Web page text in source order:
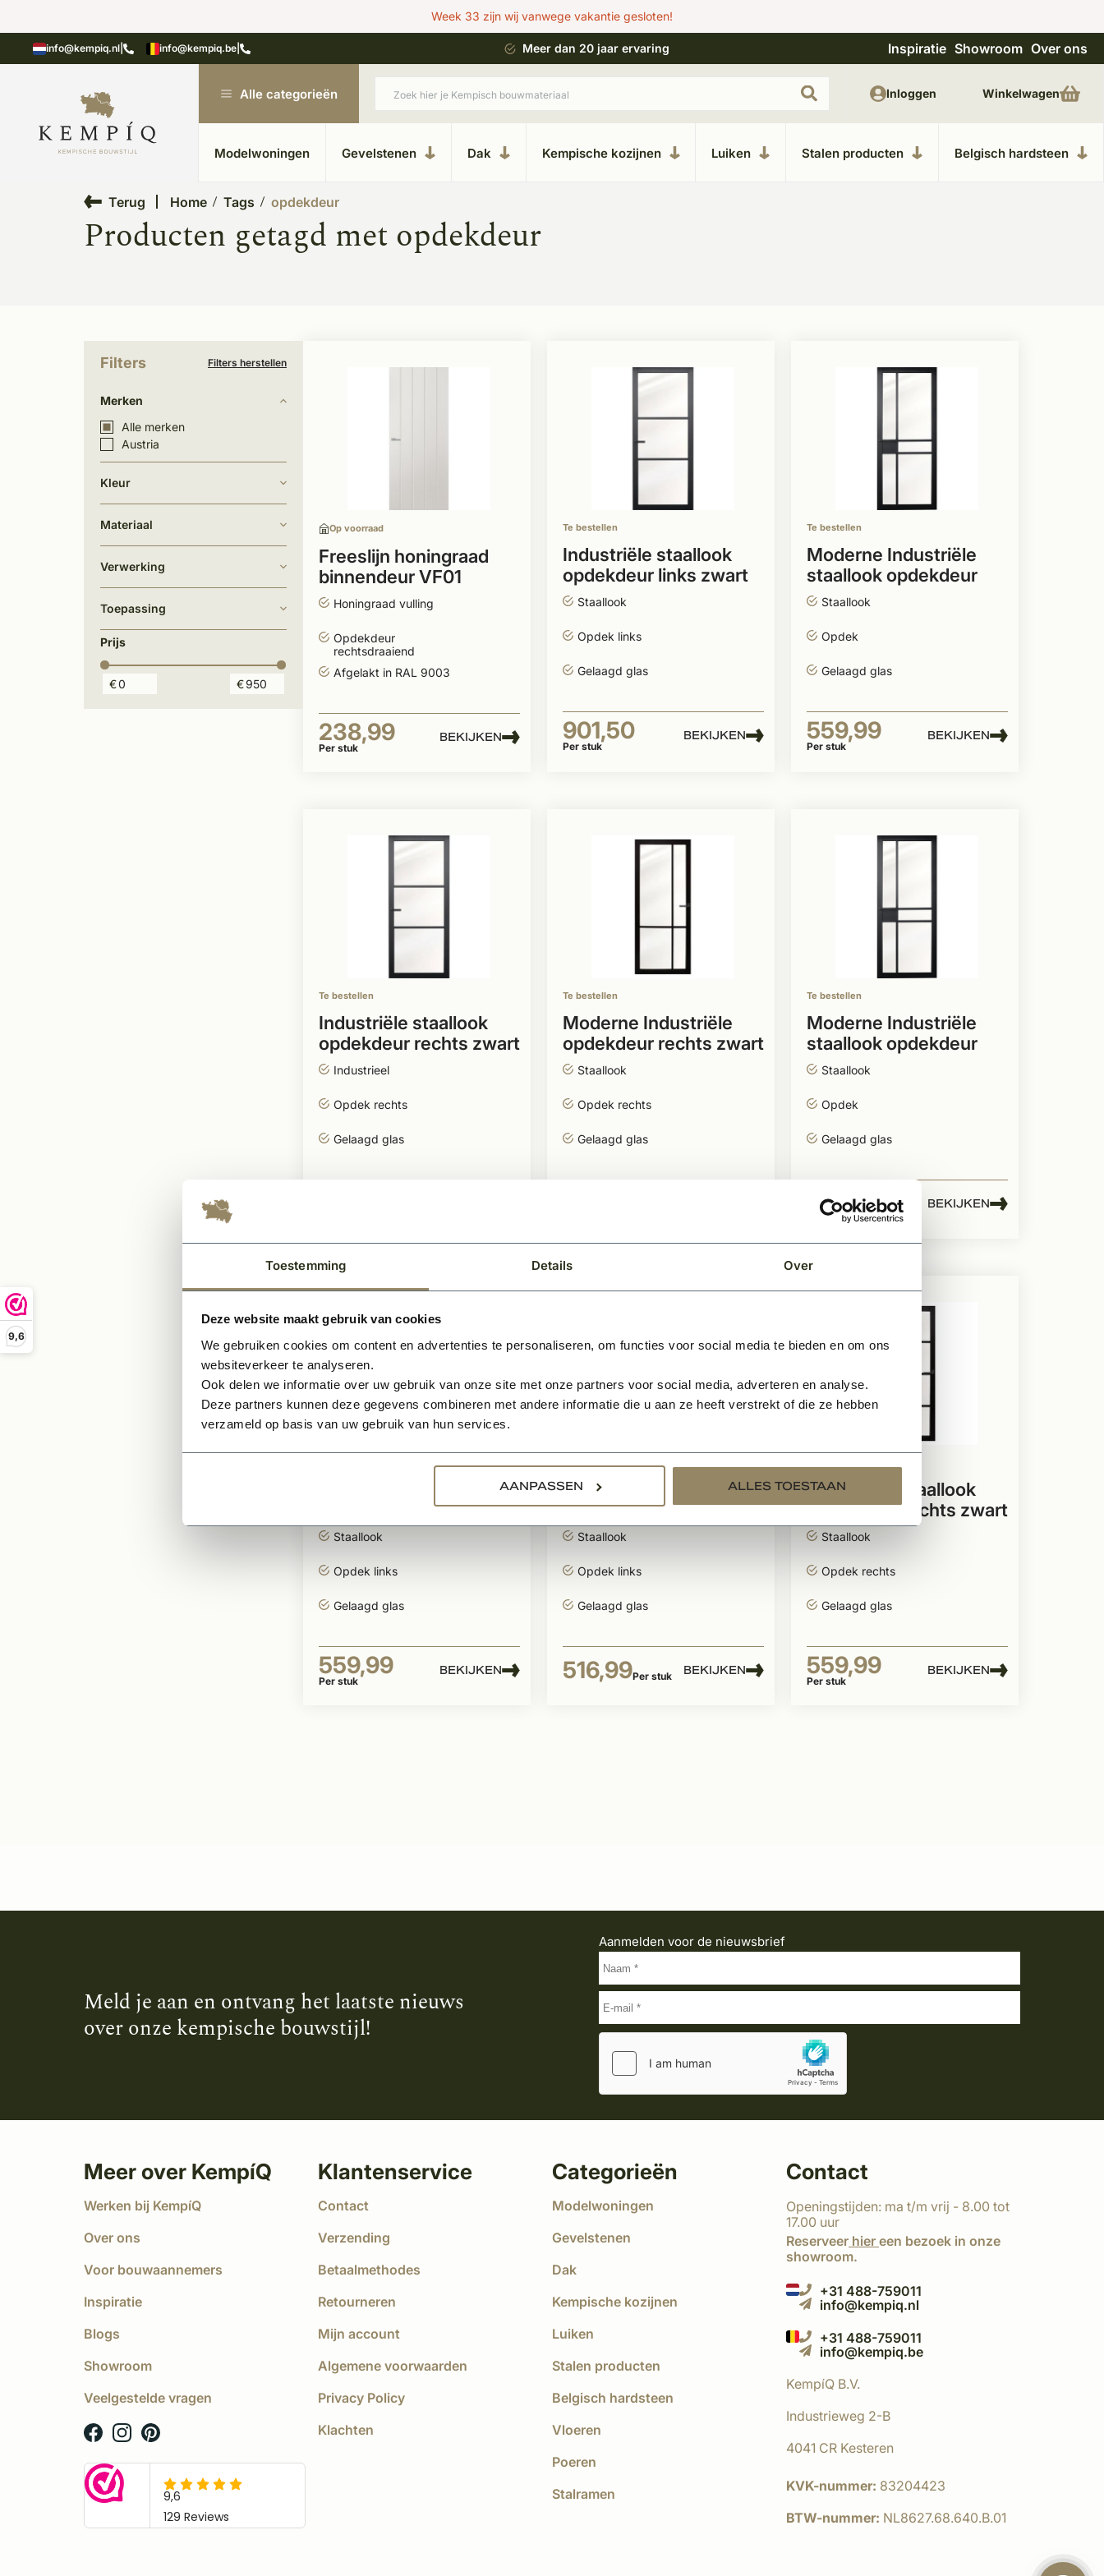
Toestemming Details Over
Deze website maakt gebruik van cookies
We gebruiken cookies om content en advertenties te personaliseren, om functies voor social media te bieden en om ons
websiteverkeer te analyseren.
Ook delen we informatie over uw gebruik van onze site met onze partners voor social media, adverteren en analyse.
Deze partners kunnen deze gegevens combineren met andere informatie die u aan ze heeft verstrekt of die ze hebben
verzameld op basis van uw gebruik van hun services.
AANPASSEN ALLES TOESTAAN
9,6
Week 33 zijn wij vanwege vakantie gesloten!
info@kempiq.nl info@kempiq.be
in Kesteren Unieke materialen in kempische bouwstijl Meer dan 20 jaar ervaring Uitgebreide showroom in Kesteren Unieke
Inspiratie Showroom Over ons
Alle categorieën
Modelwoningen Gevelstenen Dak Kempische kozijnen Luiken Stalen producten Belgisch hardsteen
Inloggen Winkelwagen
Terug Home Tags opdekdeur
Producten getagd met opdekdeur
Filters Filters herstellen
Merken
Alle merken
Austria
Kleur
Materiaal
Verwerking
Toepassing
Prijs
€ €
Op voorraad
Freeslijn honingraad
binnendeur VF01
Opdek Rechts wit
Honingraad vulling
Opdekdeur
rechtsdraaiend
Afgelakt in RAL 9003
238,99
Per stuk
BEKIJKEN
Te bestellen
Industriële staallook
opdekdeur links zwart
incl. glas
Staallook
Opdek links
Gelaagd glas
901,50
Per stuk
BEKIJKEN
Te bestellen
Moderne Industriële
staallook opdekdeur
rechts zwart
Staallook
Opdek
Gelaagd glas
559,99
Per stuk
BEKIJKEN
Te bestellen
Industriële staallook
opdekdeur rechts zwart
incl. glas
Industrieel
Opdek rechts
Gelaagd glas
Te bestellen
Moderne Industriële
opdekdeur rechts zwart
incl. glas
Staallook
Opdek rechts
Gelaagd glas
Te bestellen
Moderne Industriële
staallook opdekdeur
links zwart
Staallook
Opdek
Gelaagd glas
559,99
Per stuk
BEKIJKEN
opdekdeur links zwart
incl. glas
Staallook
Opdek links
Gelaagd glas
559,99
Per stuk
BEKIJKEN
Industriële staallook
opdekdeur links zwart
incl. glas
Staallook
Opdek links
Gelaagd glas
516,99Per stuk BEKIJKEN
Industriële staallook
opdekdeur rechts zwart
incl. glas
Staallook
Opdek rechts
Gelaagd glas
559,99
Per stuk
BEKIJKEN
Meld je aan en ontvang het laatste nieuws
over onze kempische bouwstijl!
Aanmelden voor de nieuwsbrief
Meer over KempíQ
Werken bij KempíQ
Over ons
Voor bouwaannemers
Inspiratie
Blogs
Showroom
Veelgestelde vragen
Klantenservice
Contact
Verzending
Betaalmethodes
Retourneren
Mijn account
Algemene voorwaarden
Privacy Policy
Klachten
Categorieën
Modelwoningen
Gevelstenen
Dak
Kempische kozijnen
Luiken
Stalen producten
Belgisch hardsteen
Vloeren
Poeren
Stalramen
Contact
Openingstijden: ma t/m vrij - 8.00 tot
17.00 uur
Reserveer hier een bezoek in onze
showroom.
+31 488-759011
info@kempiq.nl
+31 488-759011
info@kempiq.be
KempíQ B.V.
Industrieweg 2-B
4041 CR Kesteren
KVK-nummer: 83204423
BTW-nummer: NL8627.68.640.B.01